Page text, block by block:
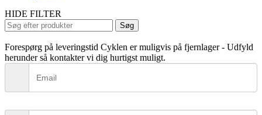
HIDE FILTER
Search
for:
Søg
Forespørg på leveringstid Cyklen er muligvis på fjernlager - Udfyld
herunder så kontakter vi dig hurtigst muligt.